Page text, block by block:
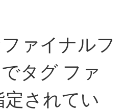
ァイナルフ
タグ ファ
定されてい